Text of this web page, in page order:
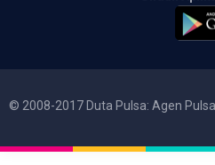
© 2008-2017 Duta Pulsa: Agen